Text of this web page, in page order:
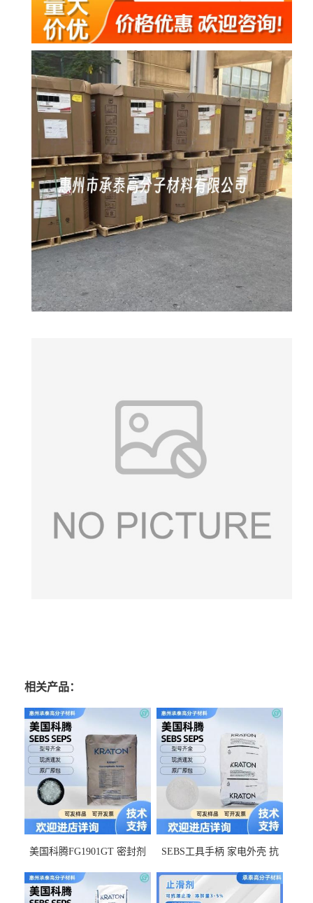
相关产品：
美国科腾FG1901GT 密封剂
佳 透明级
SEBS工具手柄 家电外壳 抗
耐候G1653VO